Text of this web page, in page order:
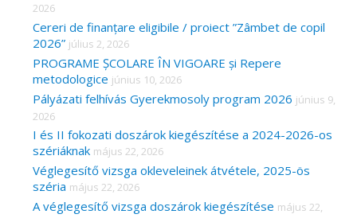
2026
Cereri de finanțare eligibile / proiect ”Zâmbet de copil
2026” július 2, 2026
PROGRAME ȘCOLARE ÎN VIGOARE și Repere
metodologice június 10, 2026
Pályázati felhívás Gyerekmosoly program 2026 június 9,
2026
I és II fokozati doszárok kiegészítése a 2024-2026-os
szériáknak május 22, 2026
Véglegesítő vizsga okleveleinek átvétele, 2025-ös
széria május 22, 2026
A véglegesítő vizsga doszárok kiegészítése május 22,